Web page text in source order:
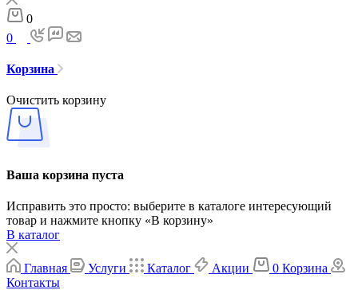
0
0
Корзина
Очистить корзину
Ваша корзина пуста
Исправить это просто: выберите в каталоге интересующий
товар и нажмите кнопку «В корзину»
В каталог
Главная Услуги Каталог Акции 0 Корзина
Контакты